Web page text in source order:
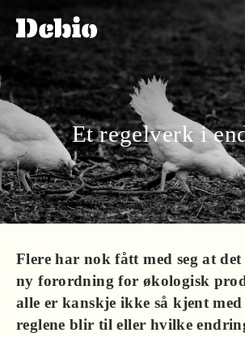
Et regelverk i
Flere har nok fått med seg at
ny forordning for økologisk
alle er kanskje ikke så kjent
reglene blir til eller hvilke